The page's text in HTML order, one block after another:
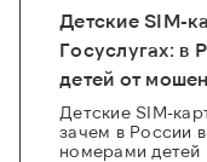
Детские SIM-
Госуслугах: в
детей от
Детские SIM-
зачем в России
номерами детей